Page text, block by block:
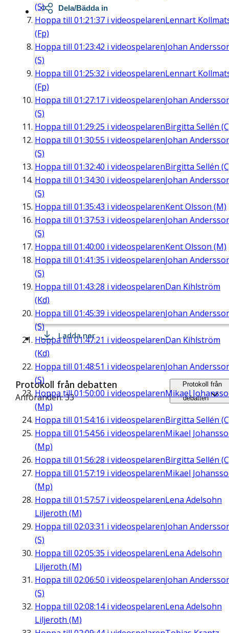
(S)
Hoppa till 01:21:37 i videospelarenLennart
(Fp)
Hoppa till 01:23:42 i videospelarenJohan
(S)
Hoppa till 01:25:32 i videospelarenLennart
(Fp)
Hoppa till 01:27:17 i videospelarenJohan
(S)
Hoppa till 01:29:25 i videospelarenBirgitta Sellén
Hoppa till 01:30:55 i videospelarenJohan
(S)
Hoppa till 01:32:40 i videospelarenBirgitta Sellén
Hoppa till 01:34:30 i videospelarenJohan
(S)
Hoppa till 01:35:43 i videospelarenKent Olsson (M)
Hoppa till 01:37:53 i videospelarenJohan
(S)
Hoppa till 01:40:00 i videospelarenKent Olsson (M)
Hoppa till 01:41:35 i videospelarenJohan
(S)
Hoppa till 01:43:28 i videospelarenDan Kihlström
(Kd)
Hoppa till 01:45:39 i videospelarenJohan
(S)
Hoppa till01:47:21 i videospelarenDan Kihlström
(Kd)
Hoppa till 01:48:51 i videospelarenJohan
(S)
Hoppa till01:50:00 i videospelarenMikael
(Mp)
Hoppa till 01:54:16 i videospelarenBirgitta Sellén
Hoppa till 01:54:56 i videospelarenMikael
(Mp)
Hoppa till 01:56:28 i videospelarenBirgitta Sellén
Hoppa till 01:57:19 i videospelarenMikael
(Mp)
Hoppa till 01:57:57 i videospelarenLena Adelsohn
Liljeroth (M)
Hoppa till 02:03:31 i videospelarenJohan
(S)
Hoppa till 02:05:35 i videospelarenLena Adelsohn
Liljeroth (M)
Hoppa till 02:06:50 i videospelarenJohan
(S)
Hoppa till 02:08:14i videospelarenLena Adelsohn
Liljeroth (M)
Dela/Bädda in
Ladda ner
Protokoll från debatten
Anföranden: 33
Protokoll från
debatten